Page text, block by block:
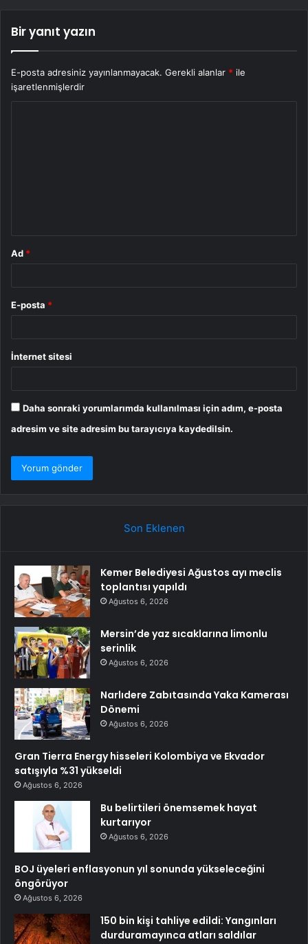
Bir yanıt yazın
E-posta adresiniz yayınlanmayacak. Gerekli alanlar * ile
işaretlenmişlerdir
Ad *
E-posta *
İnternet sitesi
Daha sonraki yorumlarımda kullanılması için adım, e-posta
adresim ve site adresim bu tarayıcıya kaydedilsin.
Son Eklenen
Kemer Belediyesi Ağustos ayı meclis
toplantısı yapıldı
Ağustos 6, 2026
Mersin’de yaz sıcaklarına limonlu
serinlik
Ağustos 6, 2026
Narlıdere Zabıtasında Yaka Kamerası
Dönemi
Ağustos 6, 2026
Gran Tierra Energy hisseleri Kolombiya ve Ekvador
satışıyla %31 yükseldi
Ağustos 6, 2026
Bu belirtileri önemsemek hayat
kurtarıyor
Ağustos 6, 2026
BOJ üyeleri enflasyonun yıl sonunda yükseleceğini
öngörüyor
Ağustos 6, 2026
150 bin kişi tahliye edildi: Yangınları
durduramayınca atları saldılar